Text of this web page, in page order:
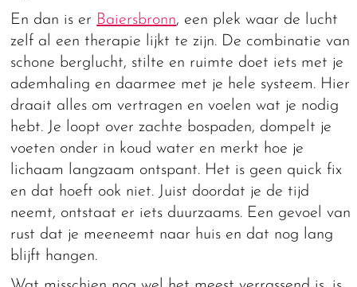
En dan is er Baiersbronn, een plek waar de lucht
zelf al een therapie lijkt te zijn. De combinatie van
schone berglucht, stilte en ruimte doet iets met je
ademhaling en daarmee met je hele systeem. Hier
draait alles om vertragen en voelen wat je nodig
hebt. Je loopt over zachte bospaden, dompelt je
voeten onder in koud water en merkt hoe je
lichaam langzaam ontspant. Het is geen quick fix
en dat hoeft ook niet. Juist doordat je de tijd
neemt, ontstaat er iets duurzaams. Een gevoel van
rust dat je meeneemt naar huis en dat nog lang
blijft hangen.